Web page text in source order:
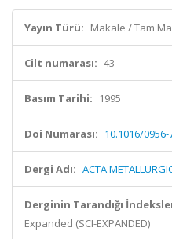
Yayın Türü: Makale / Tam
Cilt numarası: 43
Basım Tarihi: 1995
Doi Numarası: 10.1016/0956-
Dergi Adı: ACTA
Derginin Tarandığı
Expanded (SCI-EXPANDED)